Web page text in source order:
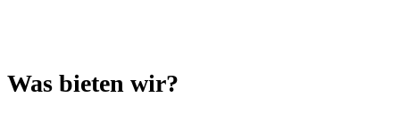
Was bieten wir?